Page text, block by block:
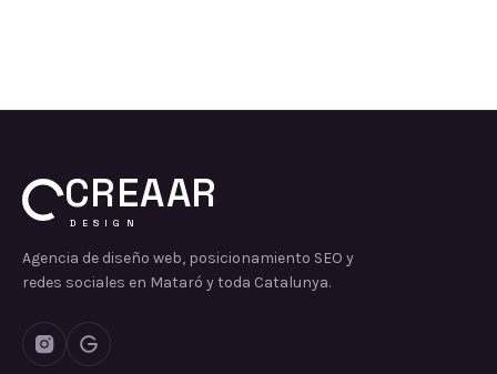
CREAAR
DESIGN
Agencia de diseño web, posicionamiento SEO y
redes sociales en Mataró y toda Catalunya.